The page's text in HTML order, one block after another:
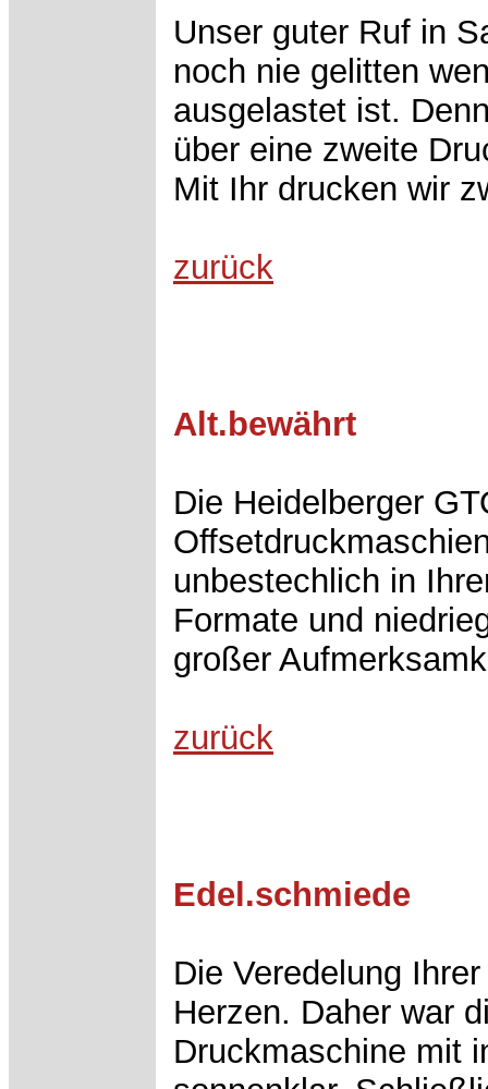
Unser guter Ruf in
noch nie gelitten
ausgelastet ist.
über eine zweite
Mit Ihr drucken wir
zurück
Alt.bewährt
Die Heidelberger
unbestechlich in
Formate und
großer
zurück
Edel.schmiede
Die Veredelung
Herzen. Daher war
Druckmaschine mit